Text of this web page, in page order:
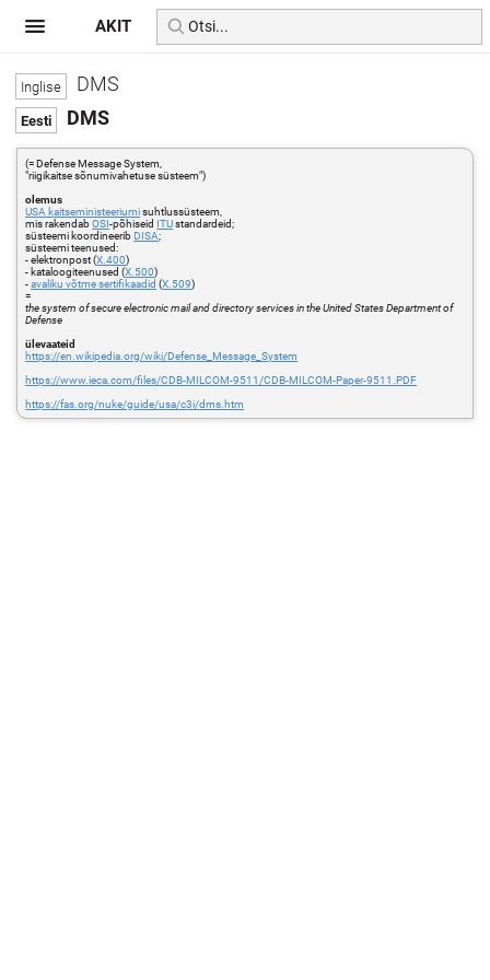
DMS
DMS
(= Defense Message System,
"riigikaitse sõnumivahetuse süsteem")
olemus
USA kaitseministeeriumisuhtlussüsteem,
mis rakendabOSI-põhiseid ITUstandardeid;
süsteemi koordineeribDISA;
süsteemi teenused:
- elektronpost (X.400)
- kataloogiteenused (X.500)
-avaliku võtmesertifikaadid (X.509)
=
the system of secure electronic mail and directory services in the United States Department of
Defense
ülevaateid
https://en.wikipedia.org/wiki/Defense_Message_System
https://www.ieca.com/files/CDB-MILCOM-9511/CDB-MILCOM-Paper-9511.PDF
https://fas.org/nuke/guide/usa/c3i/dms.htm
AKIT